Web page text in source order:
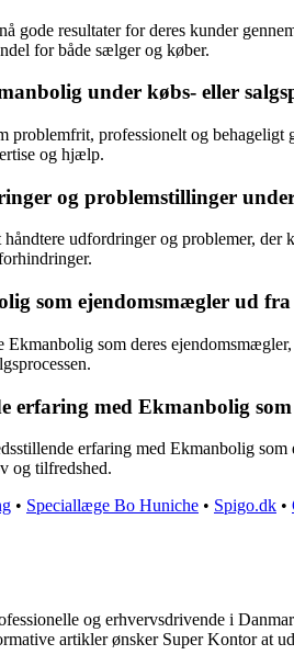
gode resultater for deres kunder
for både sælger og køber.
under købs- eller
professionelt og
og hjælp.
og problemstillinger
udfordringer og problemer,
som ejendomsmægler ud fra
som deres
erfaring med Ekmanbolig
erfaring med Ekmanbolig
og tilfredshed.
• Speciallæge Bo Huniche • Spigo.dk •
og erhvervsdrivende i
artikler ønsker Super Kontor at